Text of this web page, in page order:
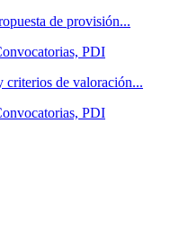
de provisión...
PDI
criterios de valoración...
PDI